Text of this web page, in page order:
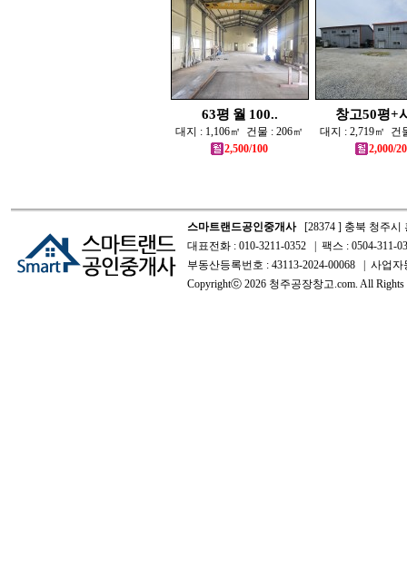
63평 월 100..
대지 : 1,106㎡ 건물 : 206㎡
2,500/100
창고50평+
대지 : 2,719㎡ 건
2,000/
스마트랜드공인중개사[28374 ] 충북 청주시
대표전화 : 010-3211-0352 | 팩스 : 0504-311-
부동산등록번호 : 43113-2024-00068 | 사업
Copyrightⓒ 2026 청주공장창고.com. All Rights